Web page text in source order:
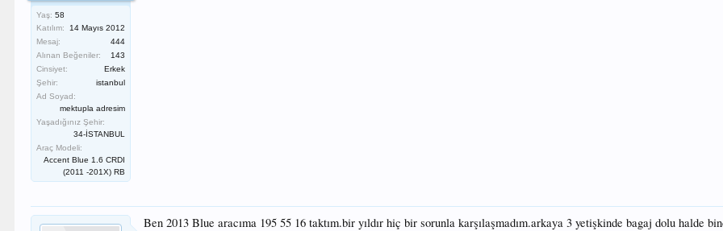
Yaş: 58
Katılım:
14 Mayıs 2012
Mesaj:
444
Alınan Beğeniler:
143
Cinsiyet:
Erkek
Şehir:
istanbul
Ad Soyad:
mektupla adresim
Yaşadığınız Şehir:
34-İSTANBUL
Araç Modeli:
Accent Blue 1.6 CRDI
(2011 -201X) RB
Ben 2013 Blue aracıma 195 55 16 taktım.bir yıldır hiç bir sorunla karşılaşmadım.arkaya 3 yetişkinde bagaj dolu halde